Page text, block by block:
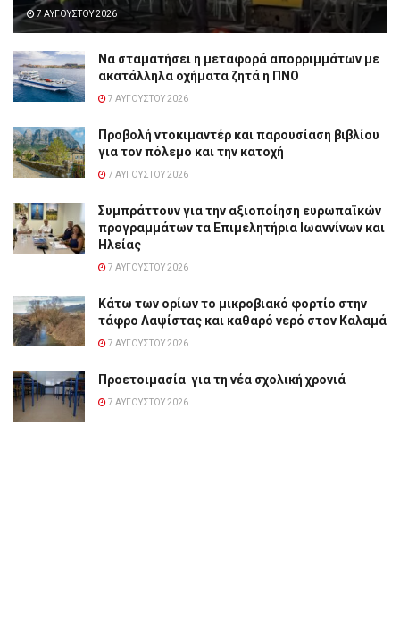
7 ΑΥΓΟΎΣΤΟΥ 2026
Να σταματήσει η μεταφορά απορριμμάτων με
ακατάλληλα οχήματα ζητά η ΠΝΟ
7 ΑΥΓΟΎΣΤΟΥ 2026
Προβολή ντοκιμαντέρ και παρουσίαση βιβλίου
για τον πόλεμο και την κατοχή
7 ΑΥΓΟΎΣΤΟΥ 2026
Συμπράττουν για την αξιοποίηση ευρωπαϊκών
προγραμμάτων τα Επιμελητήρια Ιωαννίνων και
Ηλείας
7 ΑΥΓΟΎΣΤΟΥ 2026
Κάτω των ορίων το μικροβιακό φορτίο στην
τάφρο Λαψίστας και καθαρό νερό στον Καλαμά
7 ΑΥΓΟΎΣΤΟΥ 2026
Προετοιμασία για τη νέα σχολική χρονιά
7 ΑΥΓΟΎΣΤΟΥ 2026